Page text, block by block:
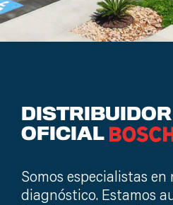
DISTRIBUIDOR
OFICIAL
Somos especialistas en
diagnóstico. Estamos